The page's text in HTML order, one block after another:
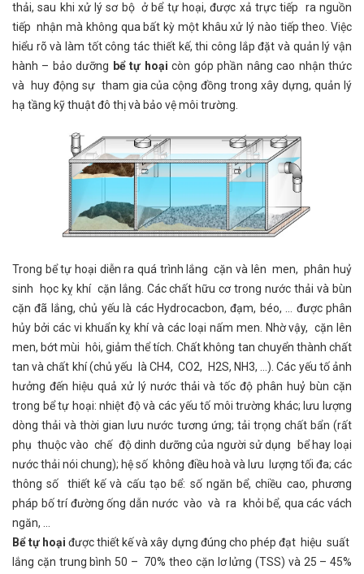
thải, sau khi xử lý sơ bộ ở bể tự hoại, được xả trực tiếp ra nguồn
tiếp nhận mà không qua bất kỳ một khâu xử lý nào tiếp theo. Việc
hiểu rõ và làm tốt công tác thiết kế, thi công lắp đặt và quản lý vận
hành – bảo dưỡng bể tự hoạicòn góp phần nâng cao nhận thức
và huy động sự tham gia của cộng đồng trong xây dựng, quản lý
hạ tầng kỹ thuật đô thị và bảo vệ môi trường.
Trong bể tự hoại diễn ra quá trình lắng cặn và lên men, phân huỷ
sinh học kỵ khí cặn lắng. Các chất hữu cơ trong nước thải và bùn
cặn đã lắng, chủ yếu là các Hydrocacbon, đạm, béo, … được phân
hủy bởi các vi khuẩn kỵ khí và các loại nấm men. Nhờ vậy, cặn lên
men, bớt mùi hôi, giảm thể tích. Chất không tan chuyển thành chất
tan và chất khí (chủ yếu là CH4, CO2, H2S, NH3, …). Các yếu tố ảnh
hưởng đến hiệu quả xử lý nước thải và tốc độ phân huỷ bùn cặn
trong bể tự hoại: nhiệt độ và các yếu tố môi trường khác; lưu lượng
dòng thải và thời gian lưu nước tương ứng; tải trọng chất bẩn (rất
phụ thuộc vào chế độ dinh dưỡng của người sử dụng bể hay loại
nước thải nói chung); hệ số không điều hoà và lưu lượng tối đa; các
thông số thiết kế và cấu tạo bể: số ngăn bể, chiều cao, phương
pháp bố trí đường ống dẫn nước vào và ra khỏi bể, qua các vách
ngăn, …
Bể tự hoạiđược thiết kế và xây dựng đúng cho phép đạt hiệu suất
lắng cặn trung bình 50 – 70% theo cặn lơ lửng (TSS) và 25 – 45%